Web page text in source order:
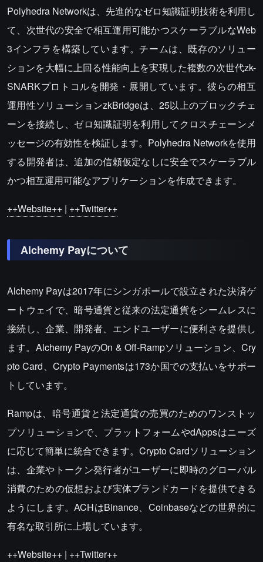
Polyhedra Networkは、先進的なゼロ知識証明技術を利用し
て、次世代の安全で相互運用可能かつスケーラブルなWeb
3インフラを構築しています。チームは、既存のソリュー
ションを大幅に上回る性能向上を実現した複数の次世代zk-
SNARKプロトコルを開発・展開しています。彼らの相互
運用性ソリューションzkBridgeは、25以上のブロックチェ
ーンを接続し、ゼロ知識証明を利用してクロスチェーンメ
ッセージの有効性を検証します。Polyhedra Networkを使用
する開発者は、追加の信頼仮定なしに安全でスケーラブル
かつ相互運用可能なアプリケーションを作成できます。
++Website++ | ++Twitter++
Alchemy Payについて
Alchemy Payは2017年にシンガポールで設立された決済ゲ
ートウェイで、暗号通貨と従来の法定通貨をシームレスに
接続し、企業、開発者、エンドユーザーに便利さを提供し
ます。Alchemy PayのOn & Off-Rampソリューション、Cry
pto Card、Crypto Paymentsは173か国での支払いをサポー
トしています。
Rampは、暗号通貨と法定通貨の売買のためのワンストッ
プソリューションで、プラットフォームやdAppsはニーズ
に応じて簡単に統合できます。Crypto Cardソリューション
は、企業やトークン発行者がユーザーに即時のグローバル
消費のための仮想および実体ブランドカードを提供できる
ようにします。ACHはBinance、Coinbaseなどの世界的に
有名な取引所に上場しています。
++Website++ | ++Twitter++